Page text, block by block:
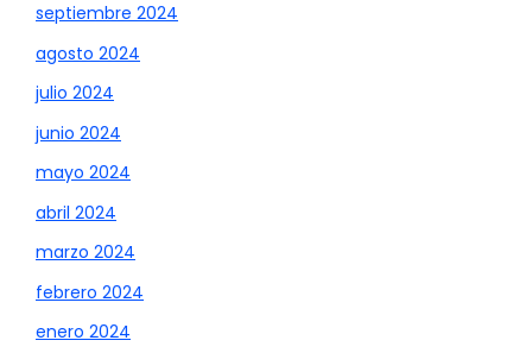
septiembre 2024
agosto 2024
julio 2024
junio 2024
mayo 2024
abril 2024
marzo 2024
febrero 2024
enero 2024